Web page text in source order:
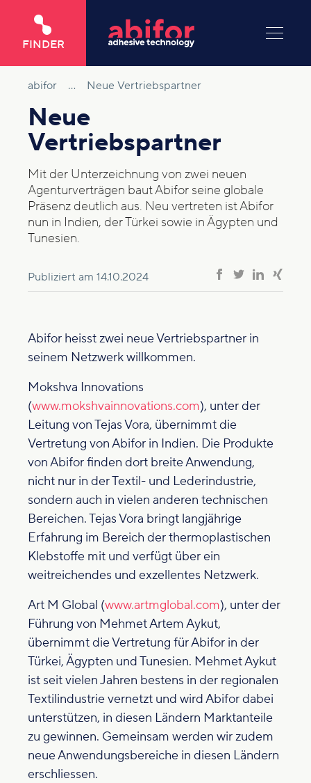
FINDER
abifor ... Neue Vertriebspartner
Neue
Vertriebspartner
Mit der Unterzeichnung von zwei neuen
Agenturverträgen baut Abifor seine globale
Präsenz deutlich aus. Neu vertreten ist Abifor
nun in Indien, der Türkei sowie in Ägypten und
Tunesien.
Publiziert am 14.10.2024
Abifor heisst zwei neue Vertriebspartner in
seinem Netzwerk willkommen.
Mokshva Innovations
(www.mokshvainnovations.com), unter der
Leitung von Tejas Vora, übernimmt die
Vertretung von Abifor in Indien. Die Produkte
von Abifor finden dort breite Anwendung,
nicht nur in der Textil- und Lederindustrie,
sondern auch in vielen anderen technischen
Bereichen. Tejas Vora bringt langjährige
Erfahrung im Bereich der thermoplastischen
Klebstoffe mit und verfügt über ein
weitreichendes und exzellentes Netzwerk.
Art M Global (www.artmglobal.com), unter der
Führung von Mehmet Artem Aykut,
übernimmt die Vertretung für Abifor in der
Türkei, Ägypten und Tunesien. Mehmet Aykut
ist seit vielen Jahren bestens in der regionalen
Textilindustrie vernetzt und wird Abifor dabei
unterstützen, in diesen Ländern Marktanteile
zu gewinnen. Gemeinsam werden wir zudem
neue Anwendungsbereiche in diesen Ländern
erschliessen.